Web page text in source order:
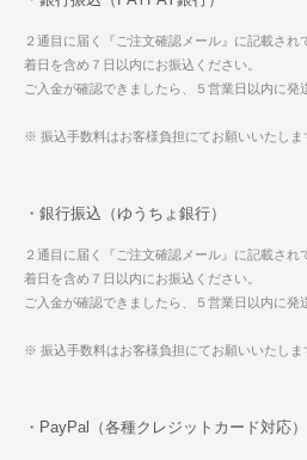
２通目に届く『ご注文確認メール』に記載され
着日を含め７日以内にお振込ください。
ご入金が確認できましたら、５営業日以内に発
※ 振込手数料はお客様負担にてお願いいたしま
・銀行振込（ゆうちょ銀行）
２通目に届く『ご注文確認メール』に記載され
着日を含め７日以内にお振込ください。
ご入金が確認できましたら、５営業日以内に発
※ 振込手数料はお客様負担にてお願いいたしま
・PayPal（各種クレジットカード対応）